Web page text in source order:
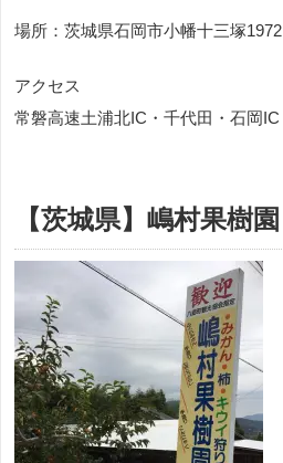
場所：茨城県石岡市小幡十三塚1972
アクセス
常磐高速土浦北IC・千代田・石岡IC
【茨城県】嶋村果樹園